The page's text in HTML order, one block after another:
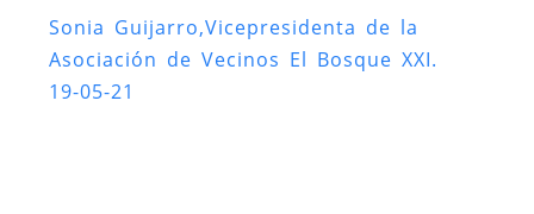
Sonia Guijarro,Vicepresidenta de la
Asociación de Vecinos El Bosque XXI.
19-05-21